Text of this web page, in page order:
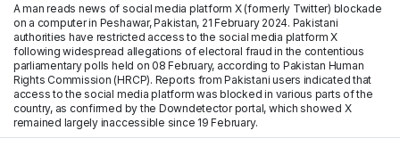
A man reads news of social media platform X (formerly Twitter) blockade
on a computer in Peshawar, Pakistan, 21 February 2024. Pakistani
authorities have restricted access to the social media platform X
following widespread allegations of electoral fraud in the contentious
parliamentary polls held on 08 February, according to Pakistan Human
Rights Commission (HRCP). Reports from Pakistani users indicated that
access to the social media platform was blocked in various parts of the
country, as confirmed by the Downdetector portal, which showed X
remained largely inaccessible since 19 February.